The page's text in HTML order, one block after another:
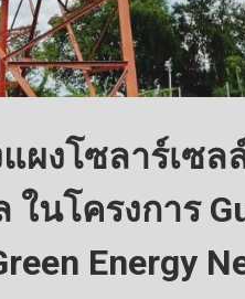
แผงโซลาร์เซ
นโครงการ
Energy